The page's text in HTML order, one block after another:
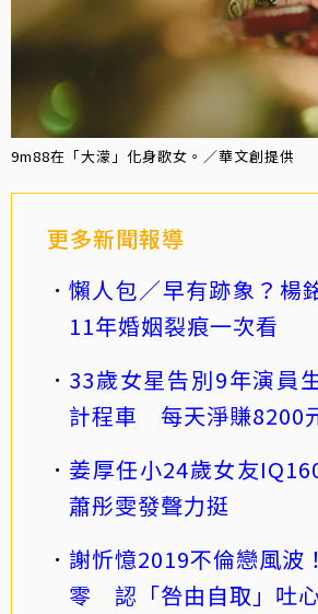
9m88在「大濛」化身歌女。／華文創提供
更多新聞報導
懶人包／早有跡象？楊
11年婚姻裂痕一次看
33歲女星告別9年演員
計程車 每天淨賺8200
姜厚任小24歲女友
蕭彤雯發聲力挺
謝忻憶2019不倫戀風波
零 認「咎由自取」吐